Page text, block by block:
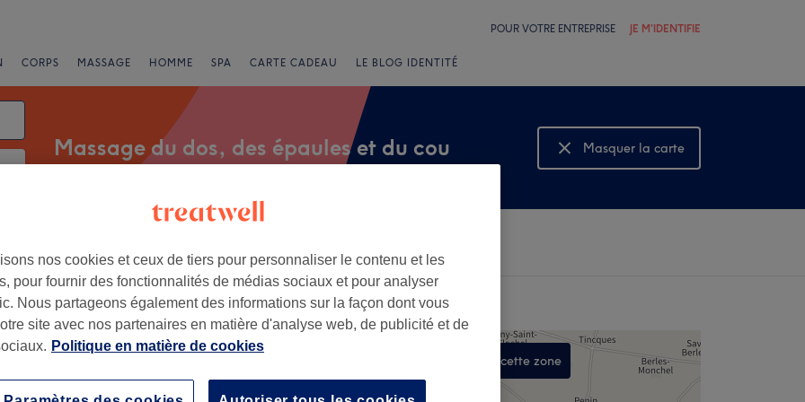
POUR VOTRE ENTREPRISE JE M'IDENTIFIE
CORPS MASSAGE HOMME SPA CARTE CADEAU LE BLOG IDENTITÉ
Massage du dos, des épaules et du cou
Masquer la carte
Montrer la carte
des épaules à Somme
Pause Beaute
350 avis
+
−
Rechercher dans cette zone
nos cookies et ceux de tiers pour personnaliser le contenu et les
pour fournir des fonctionnalités de médias sociaux et pour analyser
Nous partageons également des informations sur la façon dont vous
site avec nos partenaires en matière d'analyse web, de publicité et de
Politique en matière de cookies